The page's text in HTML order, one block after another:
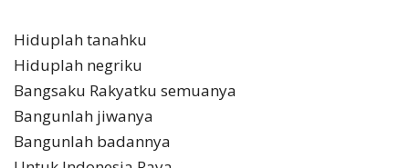
Hiduplah tanahku
Hiduplah negriku
Bangsaku Rakyatku semuanya
Bangunlah jiwanya
Bangunlah badannya